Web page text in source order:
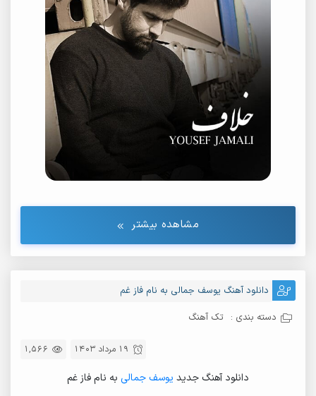
23. Kalafam (Remix)
24. Delbakhtegi
25. Tange Delam
Kalafam
Setam
Mane Sadeh
29. Tadaei 3 (Remix)
30. Tadaei 3
33. Az Avalesh Migofti
34. Tadaei 2
Farmanrava
مشاهده بیشتر
دانلود آهنگ یوسف جمالی به نام فاز غم
دسته بندی : تک آهنگ
1,566 19 مرداد 1403
دانلود آهنگ جدید یوسف جمالی به نام فاز غم